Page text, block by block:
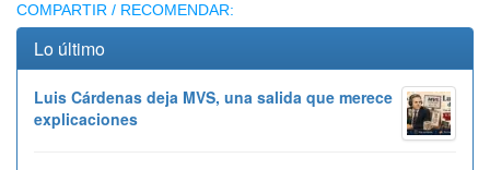
COMPARTIR / RECOMENDAR:
Lo último
Luis Cárdenas deja MVS, una salida que merece
explicaciones